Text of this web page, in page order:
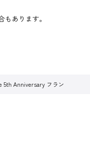
あります。
5th Anniversary フラン